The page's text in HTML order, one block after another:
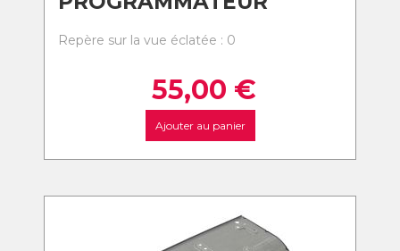
Repère sur la vue éclatée : 0
55,00 €
Ajouter au panier